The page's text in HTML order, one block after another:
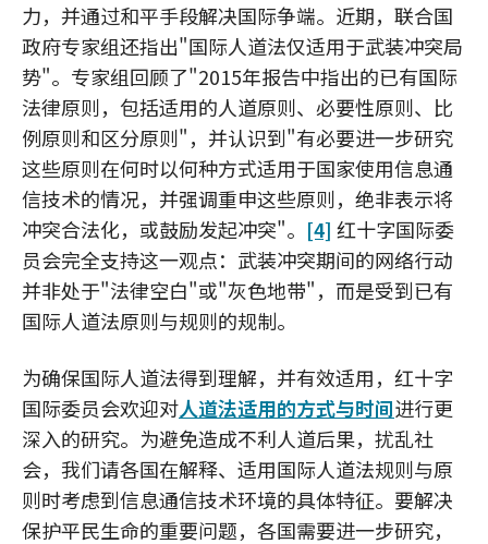
力，并通过和平手段解决国际争端。近期，联合国
政府专家组还指出"国际人道法仅适用于武装冲突局
势"。专家组回顾了"2015年报告中指出的已有国际
法律原则，包括适用的人道原则、必要性原则、比
例原则和区分原则"，并认识到"有必要进一步研究
这些原则在何时以何种方式适用于国家使用信息通
信技术的情况，并强调重申这些原则，绝非表示将
冲突合法化，或鼓励发起冲突"。 [4] 红十字国际委
员会完全支持这一观点：武装冲突期间的网络行动
并非处于"法律空白"或"灰色地带"，而是受到已有
国际人道法原则与规则的规制。
为确保国际人道法得到理解，并有效适用，红十字
国际委员会欢迎对人道法适用的方式与时间进行更
深入的研究。为避免造成不利人道后果，扰乱社
会，我们请各国在解释、适用国际人道法规则与原
则时考虑到信息通信技术环境的具体特征。要解决
保护平民生命的重要问题，各国需要进一步研究，